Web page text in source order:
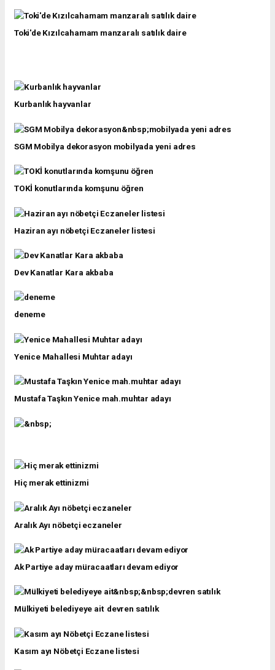
Toki'de Kızılcahamam manzaralı satılık daire
Kurbanlık hayvanlar
SGM Mobilya dekorasyon mobilyada yeni adres
TOKİ konutlarında komşunu öğren
Haziran ayı nöbetçi Eczaneler listesi
Dev Kanatlar Kara akbaba
deneme
Yenice Mahallesi Muhtar adayı
Mustafa Taşkın Yenice mah.muhtar adayı
Hiç merak ettinizmi
Aralık Ayı nöbetçi eczaneler
Ak Partiye aday müracaatları devam ediyor
Mülkiyeti belediyeye ait devren satılık
Kasım ayı Nöbetçi Eczane listesi